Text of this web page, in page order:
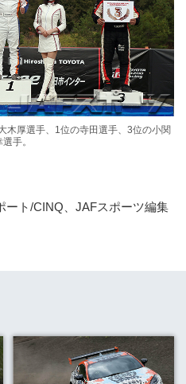
木厚選手、1位の寺田選手、3位の小関
手。
ト/CINQ、JAFスポーツ編集